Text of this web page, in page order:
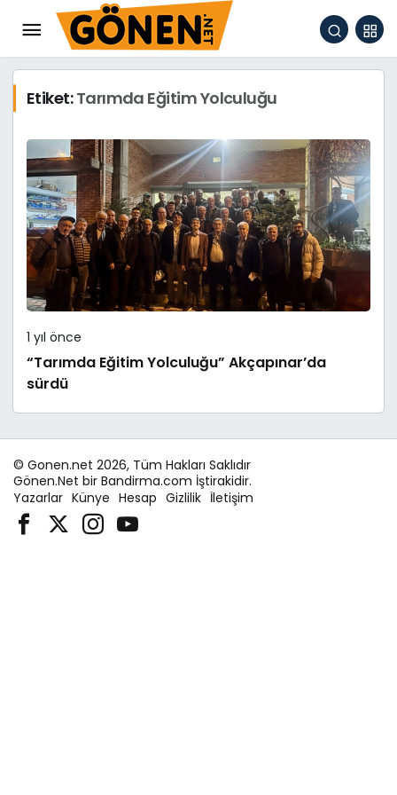
Etiket:Tarımda Eğitim Yolculuğu
1 yıl önce
“Tarımda Eğitim Yolculuğu” Akçapınar’da
sürdü
© Gonen.net 2026, Tüm Hakları Saklıdır
Gönen.Net bir Bandirma.com İştirakidir.
Yazarlar Künye Hesap Gizlilik İletişim